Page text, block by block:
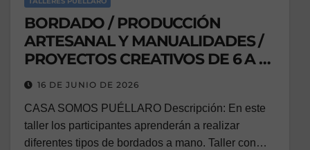
BORDADO / PRODUCCIÓN
ARTESANAL Y MANUALIDADES /
PROYECTOS CREATIVOS DE 6 A 12
AÑOS
16 DE JUNIO DE 2026
CASA SOMOS PUÉLLARO Descripción: En este
taller los participantes aprenderán a realizar
diferentes tipos de bordados a mano. Taller con…